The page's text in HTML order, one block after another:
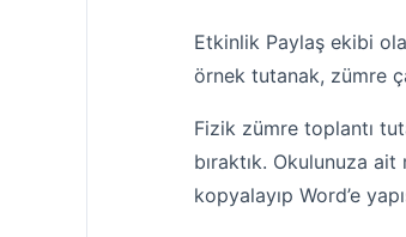
Etkinlik Paylaş ekibi
örnek tutanak, zümre
Fizik zümre toplantı
bıraktık. Okulunuza
kopyalayıp Word’e